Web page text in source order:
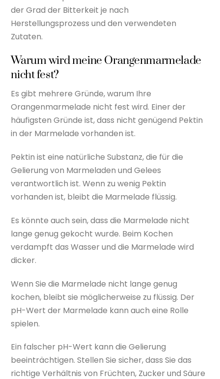
der Grad der Bitterkeit je nach
Herstellungsprozess und den verwendeten
Zutaten.
Warum wird meine Orangenmarmelade
nicht fest?
Es gibt mehrere Gründe, warum Ihre
Orangenmarmelade nicht fest wird. Einer der
häufigsten Gründe ist, dass nicht genügend Pektin
in der Marmelade vorhanden ist.
Pektin ist eine natürliche Substanz, die für die
Gelierung von Marmeladen und Gelees
verantwortlich ist. Wenn zu wenig Pektin
vorhanden ist, bleibt die Marmelade flüssig.
Es könnte auch sein, dass die Marmelade nicht
lange genug gekocht wurde. Beim Kochen
verdampft das Wasser und die Marmelade wird
dicker.
Wenn Sie die Marmelade nicht lange genug
kochen, bleibt sie möglicherweise zu flüssig. Der
pH-Wert der Marmelade kann auch eine Rolle
spielen.
Ein falscher pH-Wert kann die Gelierung
beeinträchtigen. Stellen Sie sicher, dass Sie das
richtige Verhältnis von Früchten, Zucker und Säure